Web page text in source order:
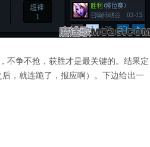
不争不抢，获胜才是最关键的。结果定
，就连跪了，报应啊）。下边给出一